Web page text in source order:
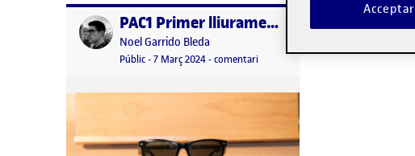
Publicat per PAC1 Primer lliurament parcial
Publicat per
Noel Garrido Bleda
Visibilitat:
Públic-Data de publicació
7 Març 20247 març, 2024 10:29 pm
-comentariel PAC1 Primer lliurament parcial
Acceptar